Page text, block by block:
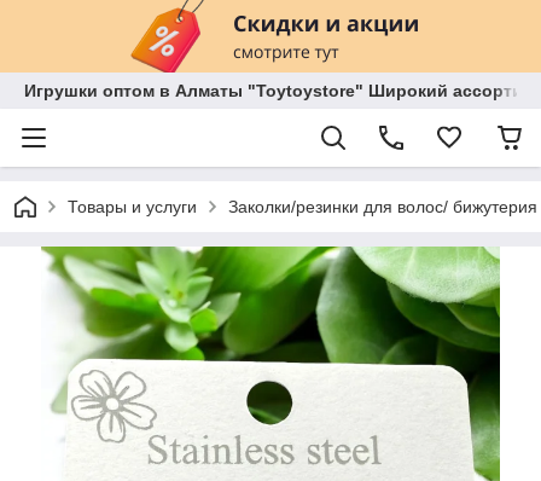
Игрушки оптом в Алматы "Toytoystore" Широкий
Товары и услуги Заколки/резинки для волос/ бижутерия